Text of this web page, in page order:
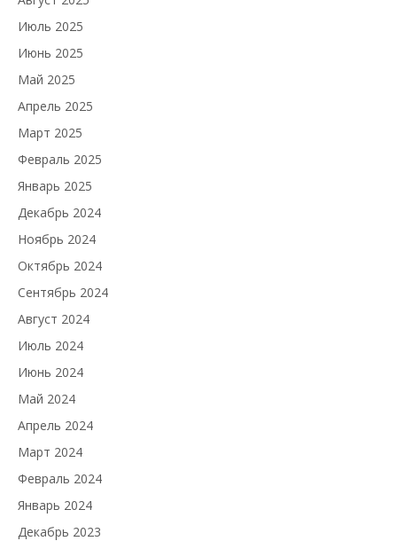
Июль 2025
Июнь 2025
Май 2025
Апрель 2025
Март 2025
Февраль 2025
Январь 2025
Декабрь 2024
Ноябрь 2024
Октябрь 2024
Сентябрь 2024
Август 2024
Июль 2024
Июнь 2024
Май 2024
Апрель 2024
Март 2024
Февраль 2024
Январь 2024
Декабрь 2023